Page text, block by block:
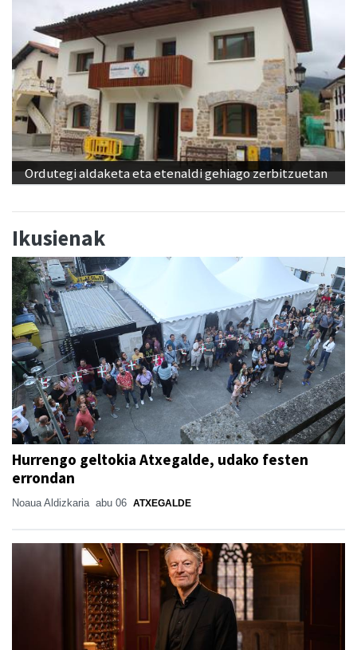
Ordutegi aldaketa eta etenaldi gehiago zerbitzuetan
Ikusienak
Hurrengo geltokia Atxegalde, udako festen
errondan
Noaua Aldizkaria abu 06 ATXEGALDE